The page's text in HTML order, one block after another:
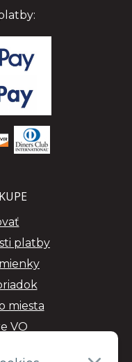
platby
miesta
VO